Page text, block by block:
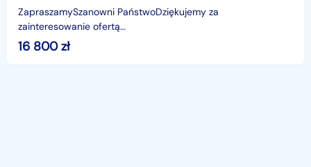
ZapraszamySzanowni PaństwoDziękujemy za
zainteresowanie ofertą
AutazEuropejskichSalonow.pl.czynne:pn-pt 9-18.sob 10-15.
Parkuje w Wejherowo,ul. Orzeszkowej 10,
16 800zł